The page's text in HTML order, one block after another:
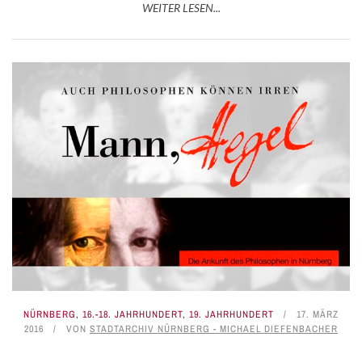
WEITER LESEN...
NÜRNBERG, 16.-18. JAHRHUNDERT, 19. JAHRHUNDERT
17. MÄRZ
2016
VON STADTARCHIV NÜRNBERG - MICHAEL DIEFENBACHER